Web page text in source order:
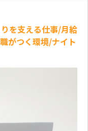
を支える仕事/月給
がつく環境/ナイト